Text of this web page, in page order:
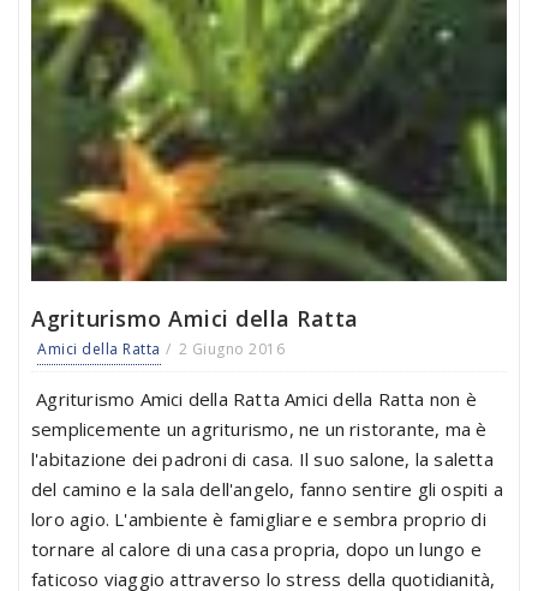
Agriturismo Amici della Ratta
Amici della Ratta 2 Giugno 2016
Agriturismo Amici della Ratta Amici della Ratta non è
semplicemente un agriturismo, ne un ristorante, ma è
l'abitazione dei padroni di casa. Il suo salone, la saletta
del camino e la sala dell'angelo, fanno sentire gli ospiti a
loro agio. L'ambiente è famigliare e sembra proprio di
tornare al calore di una casa propria, dopo un lungo e
faticoso viaggio attraverso lo stress della quotidianità,